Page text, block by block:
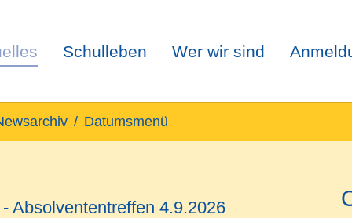
Schulleben Wer wir sind
Datumsmenü
Absolvententreffen 4.9.2026